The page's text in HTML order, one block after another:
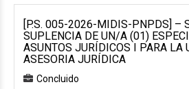
[P.S. 005-2026-MIDIS-PNPDS] –
SUPLENCIA DE UN/A (01)
ASUNTOS JURÍDICOS I PARA LA
ASESORIA JURÍDICA
Concluido